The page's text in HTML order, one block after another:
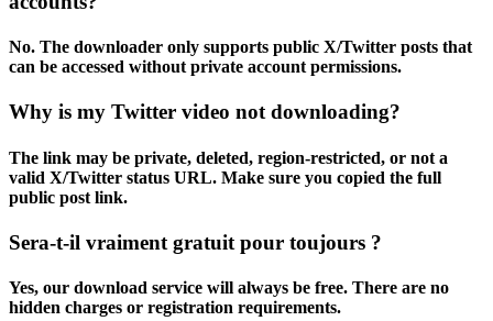
No. The downloader only supports public X/Twitter posts that
can be accessed without private account permissions.
Why is my Twitter video not downloading?
The link may be private, deleted, region-restricted, or not a
valid X/Twitter status URL. Make sure you copied the full
public post link.
Sera-t-il vraiment gratuit pour toujours ?
Yes, our download service will always be free. There are no
hidden charges or registration requirements.